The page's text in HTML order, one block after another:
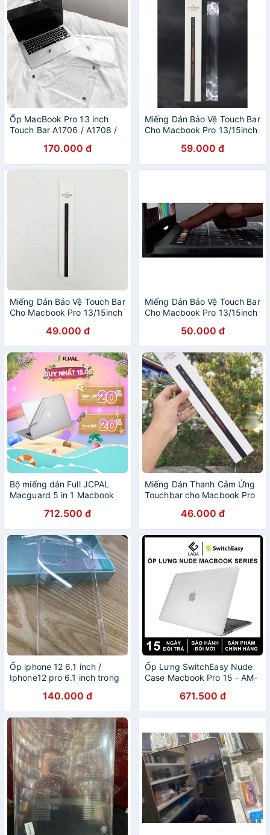
Ốp MacBook Pro 13 inch
Touch Bar A1706 / A1708 /
A2289 / A2338 trong suốt
loại 1
170.000 đ
Miếng Dán Bảo Vệ Touch Bar
Cho Macbook Pro 13/15inch
59.000 đ
Miếng Dán Bảo Vệ Touch Bar
Cho Macbook Pro 13/15inch
49.000 đ
Miếng Dán Bảo Vệ Touch Bar
Cho Macbook Pro 13/15inch
50.000 đ
Bộ miếng dán Full JCPAL
Macguard 5 in 1 Macbook
Macbook Pro 2020 - 13 inch
chống trầy xước
712.500 đ
Miếng Dán Thanh Cảm Ứng
Touchbar cho Macbook Pro
46.000 đ
Ốp iphone 12 6.1 inch /
Iphone12 pro 6.1 inch trong
140.000 đ
Ốp Lưng SwitchEasy Nude
Case Macbook Pro 15 - AM-
671.500 đ